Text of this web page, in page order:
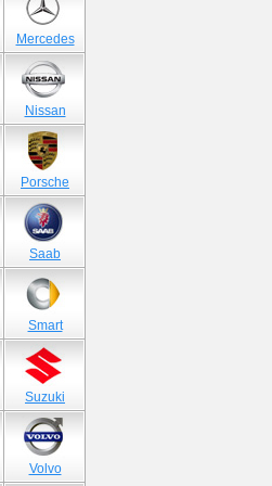
Mercedes
Nissan
Porsche
Saab
Smart
Suzuki
Volvo